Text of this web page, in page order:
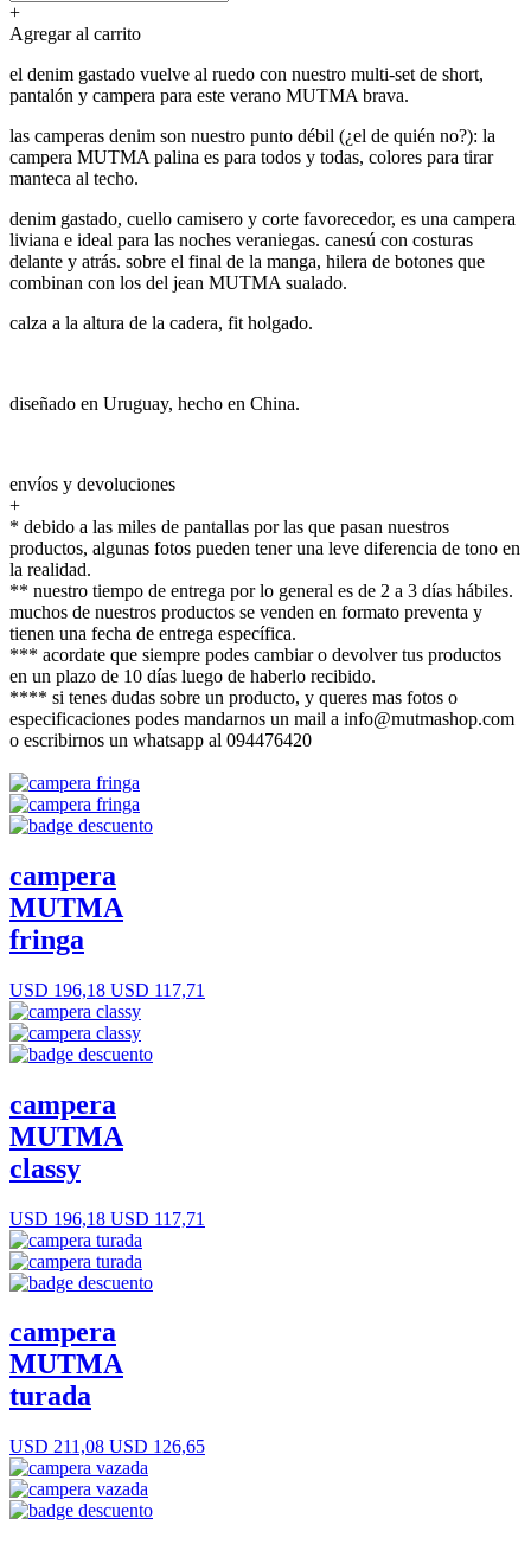
+
Agregar al carrito
el denim gastado vuelve al ruedo con nuestro multi-set de short,
pantalón y campera para este verano MUTMA brava.
las camperas denim son nuestro punto débil (¿el de quién no?): la
campera MUTMA palina es para todos y todas, colores para tirar
manteca al techo.
denim gastado, cuello camisero y corte favorecedor, es una campera
liviana e ideal para las noches veraniegas. canesú con costuras
delante y atrás. sobre el final de la manga, hilera de botones que
combinan con los del jean MUTMA sualado.
calza a la altura de la cadera, fit holgado.
diseñado en Uruguay, hecho en China.
envíos y devoluciones
+
* debido a las miles de pantallas por las que pasan nuestros
productos, algunas fotos pueden tener una leve diferencia de tono en
la realidad.
** nuestro tiempo de entrega por lo general es de 2 a 3 días hábiles.
muchos de nuestros productos se venden en formato preventa y
tienen una fecha de entrega específica.
*** acordate que siempre podes cambiar o devolver tus productos
en un plazo de 10 días luego de haberlo recibido.
**** si tenes dudas sobre un producto, y queres mas fotos o
especificaciones podes mandarnos un mail a info@mutmashop.com
o escribirnos un whatsapp al 094476420
campera
MUTMA
fringa
USD 196,18 USD 117,71
campera
MUTMA
classy
USD 196,18 USD 117,71
campera
MUTMA
turada
USD 211,08 USD 126,65